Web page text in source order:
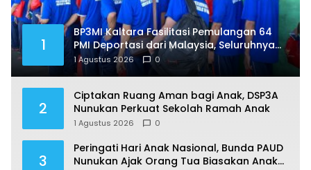
1
BP3MI Kaltara Fasilitasi Pemulangan 64
PMI Deportasi dari Malaysia, Seluruhnya
Jalani Pendataan di Nunukan
1 Agustus 2026 0
2
Ciptakan Ruang Aman bagi Anak, DSP3A
Nunukan Perkuat Sekolah Ramah Anak
1 Agustus 2026 0
3
Peringati Hari Anak Nasional, Bunda PAUD
Nunukan Ajak Orang Tua Biasakan Anak